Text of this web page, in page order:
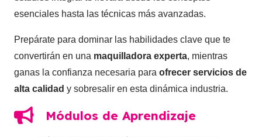
esenciales hasta las técnicas más avanzadas.
Prepárate para dominar las habilidades clave que te
convertirán en una maquilladora experta, mientras
ganas la confianza necesaria para ofrecer servicios de
alta calidad y sobresalir en esta dinámica industria.
Módulos de Aprendizaje